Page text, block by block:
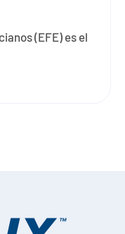
(EFE) es el